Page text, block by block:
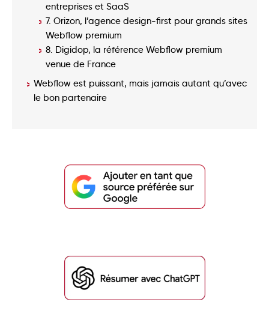
entreprises et SaaS
7. Orizon, l’agence design-first pour grands sites
Webflow premium
8. Digidop, la référence Webflow premium
venue de France
Webflow est puissant, mais jamais autant qu’avec
le bon partenaire